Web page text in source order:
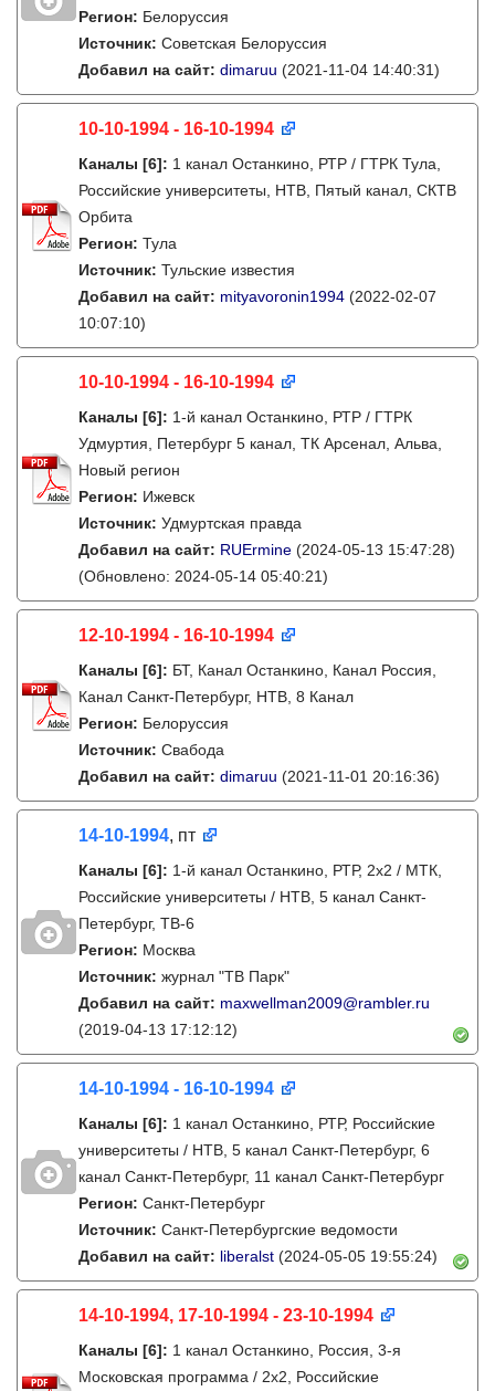
Регион: Белоруссия
Источник: Советская Белоруссия
Добавил на сайт: dimaruu (2021-11-04 14:40:31)
10-10-1994 - 16-10-1994
Каналы [6]: 1 канал Останкино, РТР / ГТРК Тула,
Российские университеты, НТВ, Пятый канал, СКТВ
Орбита
Регион: Тула
Источник: Тульские известия
Добавил на сайт: mityavoronin1994 (2022-02-07
10:07:10)
10-10-1994 - 16-10-1994
Каналы [6]: 1-й канал Останкино, РТР / ГТРК
Удмуртия, Петербург 5 канал, ТК Арсенал, Альва,
Новый регион
Регион: Ижевск
Источник: Удмуртская правда
Добавил на сайт: RUErmine (2024-05-13 15:47:28)
(Обновлено: 2024-05-14 05:40:21)
12-10-1994 - 16-10-1994
Каналы [6]: БТ, Канал Останкино, Канал Россия,
Канал Санкт-Петербург, НТВ, 8 Канал
Регион: Белоруссия
Источник: Свабода
Добавил на сайт: dimaruu (2021-11-01 20:16:36)
14-10-1994, пт
Каналы [6]: 1-й канал Останкино, РТР, 2х2 / МТК,
Российские университеты / НТВ, 5 канал Санкт-
Петербург, ТВ-6
Регион: Москва
Источник: журнал "ТВ Парк"
Добавил на сайт: maxwellman2009@rambler.ru
(2019-04-13 17:12:12)
14-10-1994 - 16-10-1994
Каналы [6]: 1 канал Останкино, РТР, Российские
университеты / НТВ, 5 канал Санкт-Петербург, 6
канал Санкт-Петербург, 11 канал Санкт-Петербург
Регион: Санкт-Петербург
Источник: Санкт-Петербургские ведомости
Добавил на сайт: liberalst (2024-05-05 19:55:24)
14-10-1994, 17-10-1994 - 23-10-1994
Каналы [6]: 1 канал Останкино, Россия, 3-я
Московская программа / 2x2, Российские